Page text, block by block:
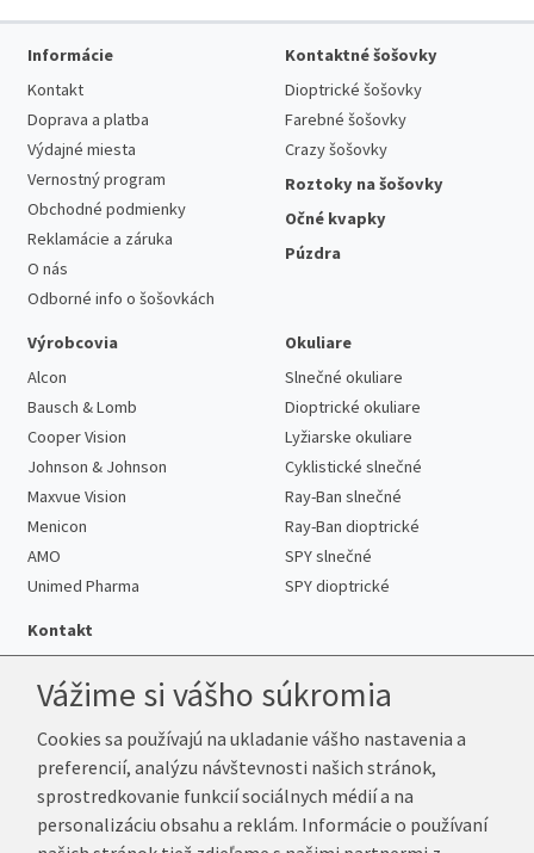
Informácie
Kontakt
Doprava a platba
Výdajné miesta
Vernostný program
Obchodné podmienky
Reklamácie a záruka
O nás
Odborné info o šošovkách
Kontaktné šošovky
Dioptrické šošovky
Farebné šošovky
Crazy šošovky
Roztoky na šošovky
Očné kvapky
Púzdra
Výrobcovia
Alcon
Bausch & Lomb
Cooper Vision
Johnson & Johnson
Maxvue Vision
Menicon
AMO
Unimed Pharma
Okuliare
Slnečné okuliare
Dioptrické okuliare
Lyžiarske okuliare
Cyklistické slnečné
Ray-Ban slnečné
Ray-Ban dioptrické
SPY slnečné
SPY dioptrické
Kontakt
Telefón:+421 222 205 863
E-mail:info@k-sosovky.sk
Reklamačná adresa
Andrea Votavová
Vážime si vášho súkromia
Cookies sa používajú na ukladanie vášho nastavenia a
preferencií, analýzu návštevnosti našich stránok,
sprostredkovanie funkcií sociálnych médií a na
personalizáciu obsahu a reklám. Informácie o používaní